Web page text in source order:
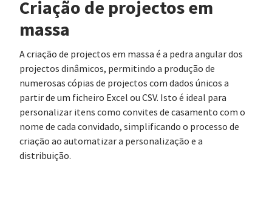
Criação de projectos em
massa
A criação de projectos em massa é a pedra angular dos
projectos dinâmicos, permitindo a produção de
numerosas cópias de projectos com dados únicos a
partir de um ficheiro Excel ou CSV. Isto é ideal para
personalizar itens como convites de casamento com o
nome de cada convidado, simplificando o processo de
criação ao automatizar a personalização e a
distribuição.